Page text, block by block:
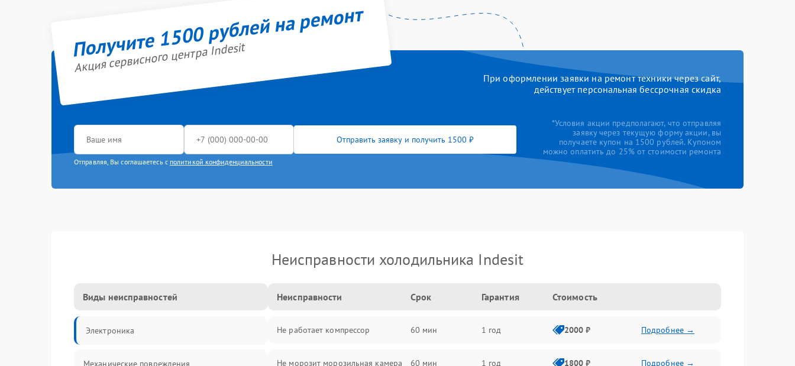
Получите 1500 рублей на ремонт
Акция сервисного центра Indesit
При оформлении заявки на ремонт техники через сайт,
действует персональная бессрочная скидка
Отправить заявку и получить 1500 ₽
Отправляя, Вы соглашаетесь с политикой конфиденциальности
*Условия акции предполагают, что отправляя
заявку через текущую форму акции, вы
получаете купон на 1500 рублей. Купоном
можно оплатить до 25% от стоимости ремонта
Неисправности холодильника Indesit
Виды неисправностей
Электроника
Механические повреждения
Неисправности Срок Гарантия Стоимость
Не работает компрессор 60 мин 1 год 2000 ₽ Подробнее →
Не морозит морозильная камера 60 мин 1 год 1800 ₽ Подробнее →